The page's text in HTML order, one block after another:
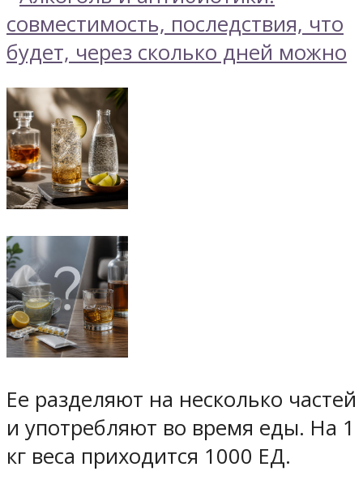
Ее разделяют на несколько частей
и употребляют во время еды. На 1
кг веса приходится 1000 ЕД.